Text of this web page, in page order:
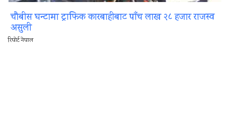
चौबीस घन्टामा ट्राफिक कारबाहीबाट पाँच लाख २८ हजार राजस्व
असुली
रिपोर्ट नेपाल